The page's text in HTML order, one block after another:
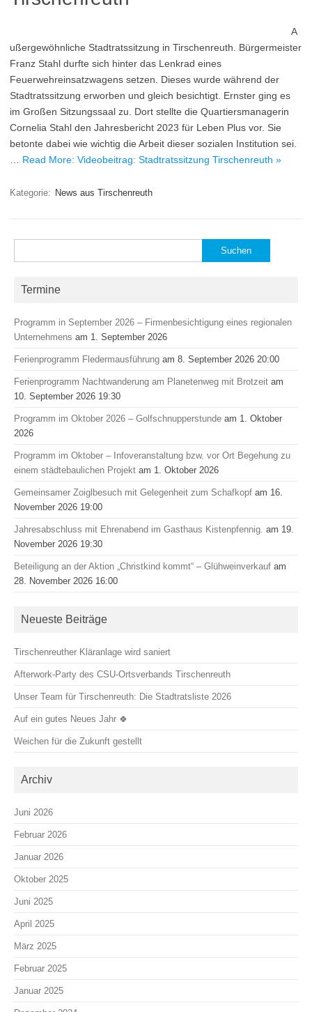
A
ußergewöhnliche Stadtratssitzung in Tirschenreuth. Bürgermeister
Franz Stahl durfte sich hinter das Lenkrad eines
Feuerwehreinsatzwagens setzen. Dieses wurde während der
Stadtratssitzung erworben und gleich besichtigt. Ernster ging es
im Großen Sitzungssaal zu. Dort stellte die Quartiersmanagerin
Cornelia Stahl den Jahresbericht 2023 für Leben Plus vor. Sie
betonte dabei wie wichtig die Arbeit dieser sozialen Institution sei.
… Read More: Videobeitrag: Stadtratssitzung Tirschenreuth »
Kategorie: News aus Tirschenreuth
nach:
Termine
Programm in September 2026 – Firmenbesichtigung eines regionalen
Unternehmens am 1. September 2026
Ferienprogramm Fledermausführung am 8. September 2026 20:00
Ferienprogramm Nachtwanderung am Planetenweg mit Brotzeit am
10. September 2026 19:30
Programm im Oktober 2026 – Golfschnupperstunde am 1. Oktober
2026
Programm im Oktober – Infoveranstaltung bzw. vor Ort Begehung zu
einem städtebaulichen Projekt am 1. Oktober 2026
Gemeinsamer Zoiglbesuch mit Gelegenheit zum Schafkopf am 16.
November 2026 19:00
Jahresabschluss mit Ehrenabend im Gasthaus Kistenpfennig. am 19.
November 2026 19:30
Beteiligung an der Aktion „Christkind kommt“ – Glühweinverkauf am
28. November 2026 16:00
Neueste Beiträge
Tirschenreuther Kläranlage wird saniert
Afterwork-Party des CSU-Ortsverbands Tirschenreuth
Unser Team für Tirschenreuth: Die Stadtratsliste 2026
Auf ein gutes Neues Jahr 🍀
Weichen für die Zukunft gestellt
Archiv
Juni 2026
Februar 2026
Januar 2026
Oktober 2025
Juni 2025
April 2025
März 2025
Februar 2025
Januar 2025